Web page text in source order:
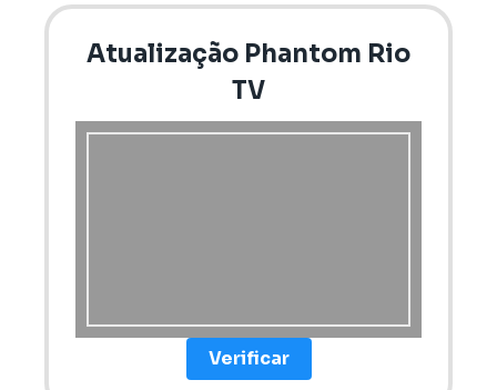
Atualização Phantom Rio
TV
Verificar